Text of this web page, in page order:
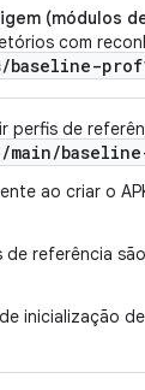
(módulos
com
baseline-
perfis de
/main/
ao criar o
de referência
inicialização